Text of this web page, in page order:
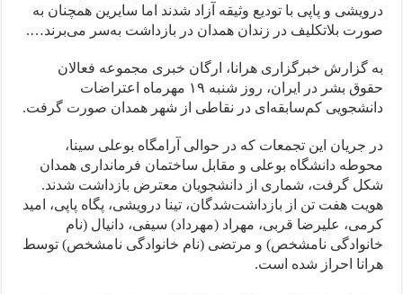
درویشی و پاپی با تودیع وثیقه آزاد شدند اما سایرین همچنان به
صورت بلاتکلیف در زندان همدان در بازداشت به‌سر می‌برند….
به گزارش خبرگزاری هرانا، ارگان خبری مجموعه فعالان
حقوق بشر در ایران، روز شنبه ۱۹ مهرماه اعتراضات
دانشجویی کم‌سابقه‌ای در نقاطی از شهر همدان صورت گرفت.
در جریان این تجمعات که در حوالی آرامگاه بوعلی سینا،
محوطه دانشگاه بوعلی و مقابل ساختمان فرمانداری همدان
شکل گرفت، شماری از دانشجویان معترض بازداشت شدند.
هویت هفت تن از بازداشت‌شدگان، تینا درویشی، پگاه پاپی، امید
کرمی، علیرضا قربی، مهراد (مهرداد) سیفی، دانیال (نام
خانوادگی نامشخص) و مرتضی (نام خانوادگی نامشخص) توسط
هرانا احراز شده است.